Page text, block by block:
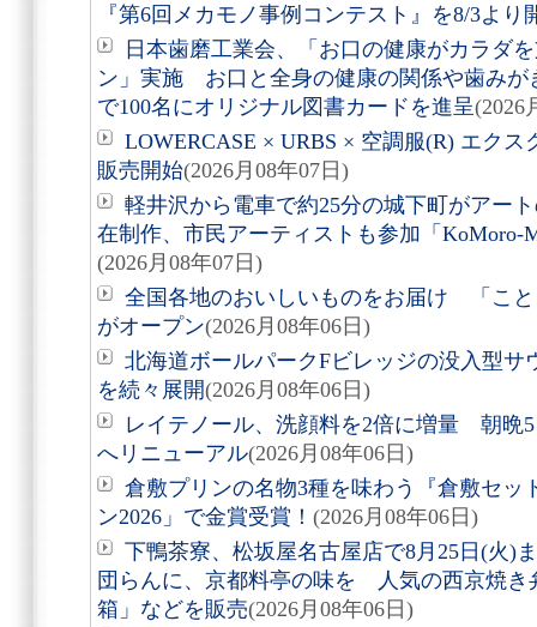
『第6回メカモノ事例コンテスト』を8/3より
日本歯磨工業会、「お口の健康がカラダ
ン」実施 お口と全身の健康の関係や歯みが
で100名にオリジナル図書カードを進呈(2026
LOWERCASE × URBS × 空調服(R) エク
販売開始(2026月08年07日)
軽井沢から電車で約25分の城下町がアー
在制作、市民アーティストも参加「KoMoro-
(2026月08年07日)
全国各地のおいしいものをお届け 「こ
がオープン(2026月08年06日)
北海道ボールパークFビレッジの没入型サ
を続々展開(2026月08年06日)
レイテノール、洗顔料を2倍に増量 朝晩
へリニューアル(2026月08年06日)
倉敷プリンの名物3種を味わう『倉敷セッ
ン2026」で金賞受賞！ (2026月08年06日)
下鴨茶寮、松坂屋名古屋店で8月25日(火)
団らんに、京都料亭の味を 人気の西京焼き
箱」などを販売(2026月08年06日)